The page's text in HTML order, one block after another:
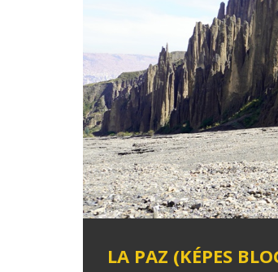
LA PAZ (KÉPES